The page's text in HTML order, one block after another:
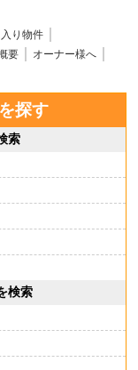
り物件
要
オーナー様へ
探す
索
検索